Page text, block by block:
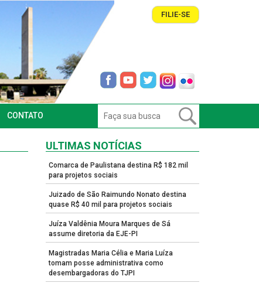
FILIE-SE
CONTATO
ULTIMAS NOTÍCIAS
Comarca de Paulistana destina R$ 182 mil
para projetos sociais
Juizado de São Raimundo Nonato destina
quase R$ 40 mil para projetos sociais
Juíza Valdênia Moura Marques de Sá
assume diretoria da EJE-PI
Magistradas Maria Célia e Maria Luíza
tomam posse administrativa como
desembargadoras do TJPI